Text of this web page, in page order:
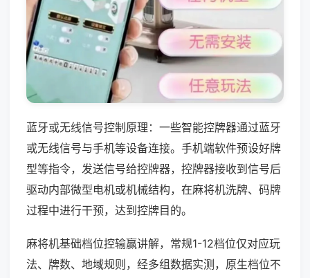
蓝牙或无线信号控制原理：一些智能控牌器通过蓝牙
或无线信号与手机等设备连接。手机端软件预设好牌
型等指令，发送信号给控牌器，控牌器接收到信号后
驱动内部微型电机或机械结构，在麻将机洗牌、码牌
过程中进行干预，达到控牌目的。
麻将机基础档位控输赢讲解，常规1-12档位仅对应玩
法、牌数、地域规则，经多组数据实测，原生档位不